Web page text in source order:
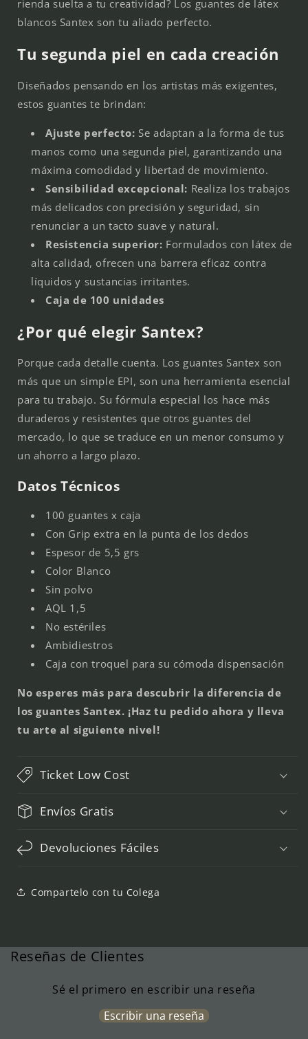
rienda suelta a tu creatividad? Los guantes de látex
blancos Santex son tu aliado perfecto.
Tu segunda piel en cada creación
Diseñados pensando en los artistas más exigentes,
estos guantes te brindan:
Ajuste perfecto: Se adaptan a la forma de tus
manos como una segunda piel, garantizando una
máxima comodidad y libertad de movimiento.
Sensibilidad excepcional: Realiza los trabajos
más delicados con precisión y seguridad, sin
renunciar a un tacto suave y natural.
Resistencia superior: Formulados con látex de
alta calidad, ofrecen una barrera eficaz contra
líquidos y sustancias irritantes.
Caja de 100 unidades
¿Por qué elegir Santex?
Porque cada detalle cuenta. Los guantes Santex son
más que un simple EPI, son una herramienta esencial
para tu trabajo. Su fórmula especial los hace más
duraderos y resistentes que otros guantes del
mercado, lo que se traduce en un menor consumo y
un ahorro a largo plazo.
Datos Técnicos
100 guantes x caja
Con Grip extra en la punta de los dedos
Espesor de 5,5 grs
Color Blanco
Sin polvo
AQL 1,5
No estériles
Ambidiestros
Caja con troquel para su cómoda dispensación
No esperes más para descubrir la diferencia de
los guantes Santex. ¡Haz tu pedido ahora y lleva
tu arte al siguiente nivel!
Ticket Low Cost
Envíos Gratis
Devoluciones Fáciles
Compartelo con tu Colega
Reseñas de Clientes
Sé el primero en escribir una reseña
Escribir una reseña